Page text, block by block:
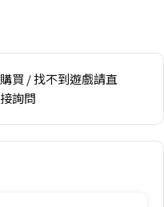
購買 / 找不到遊戲請直
接詢問